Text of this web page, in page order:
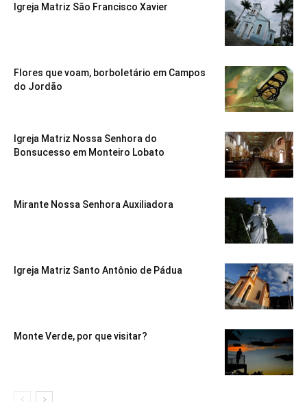
Igreja Matriz São Francisco Xavier
Flores que voam, borboletário em Campos
do Jordão
Igreja Matriz Nossa Senhora do
Bonsucesso em Monteiro Lobato
Mirante Nossa Senhora Auxiliadora
Igreja Matriz Santo Antônio de Pádua
Monte Verde, por que visitar?